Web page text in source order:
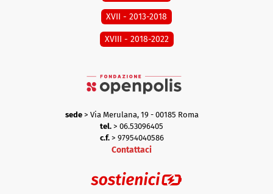
XVII - 2013-2018
XVIII - 2018-2022
sede> Via Merulana, 19 - 00185 Roma
tel. > 06.53096405
c.f.> 97954040586
Contattaci